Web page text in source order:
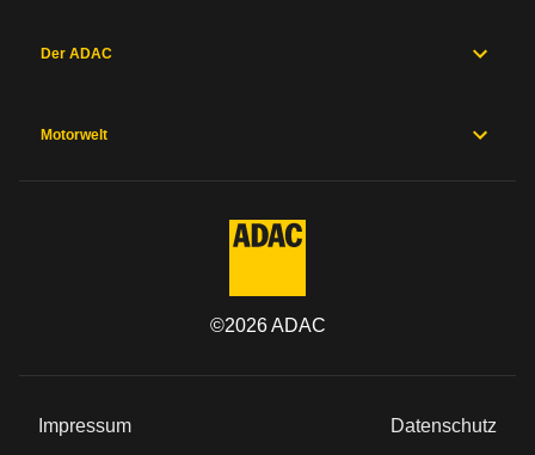
Der ADAC
Motorwelt
©2026ADAC
Impressum Datenschutz